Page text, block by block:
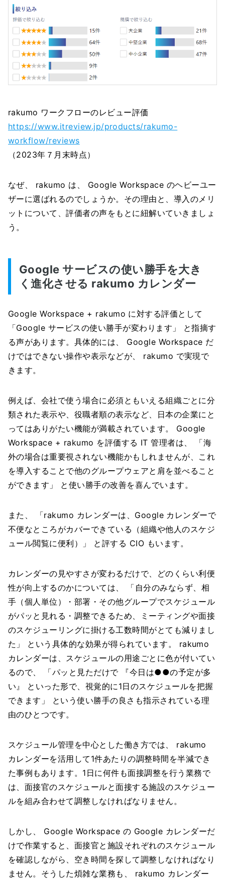
rakumo ワークフローのレビュー評価
https://www.itreview.jp/products/rakumo-
workflow/reviews
（2023年７月末時点）
なぜ、 rakumo は、 Google Workspace のヘビーユー
ザーに選ばれるのでしょうか。その理由と、導入のメリ
ットについて、評価者の声をもとに紐解いていきましょ
う。
Google サービスの使い勝手を大き
く進化させる rakumo カレンダー
Google Workspace + rakumo に対する評価として
「Google サービスの使い勝手が変わります」 と指摘す
る声があります。具体的には、 Google Workspace だ
けではできない操作や表示などが、 rakumo で実現で
きます。
例えば、会社で使う場合に必須ともいえる組織ごとに分
類された表示や、役職者順の表示など、日本の企業にと
ってはありがたい機能が満載されています。 Google
Workspace + rakumo を評価する IT 管理者は、 「海
外の場合は重要視されない機能かもしれませんが、これ
を導入することで他のグループウェアと肩を並べること
ができます」 と使い勝手の改善を喜んでいます。
また、 「rakumo カレンダーは、Google カレンダーで
不便なところがカバーできている（組織や他人のスケジ
ュール閲覧に便利）」 と評する CIO もいます。
カレンダーの見やすさが変わるだけで、どのくらい利便
性が向上するのかについては、 「自分のみならず、相
手（個人単位）・部署・その他グループでスケジュール
がパッと見れる・調整できるため、ミーティングや面接
のスケジューリングに掛ける工数時間がとても減りまし
た」 という具体的な効果が得られています。 rakumo
カレンダーは、スケジュールの用途ごとに色が付いてい
るので、 「パッと見ただけで 『今日は●●の予定が多
い』 といった形で、視覚的に1日のスケジュールを把握
できます」 という使い勝手の良さも指示されている理
由のひとつです。
スケジュール管理を中心とした働き方では、 rakumo
カレンダーを活用して1件あたりの調整時間を半減でき
た事例もあります。1日に何件も面接調整を行う業務で
は、面接官のスケジュールと面接する施設のスケジュー
ルを組み合わせて調整しなければなりません。
しかし、 Google Workspace の Google カレンダーだ
けで作業すると、面接官と施設それぞれのスケジュール
を確認しながら、空き時間を探して調整しなければなり
ません。そうした煩雑な業務も、 rakumo カレンダー